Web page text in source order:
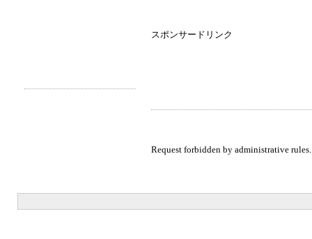
スポンサードリンク
Request forbidden by administrative rules.